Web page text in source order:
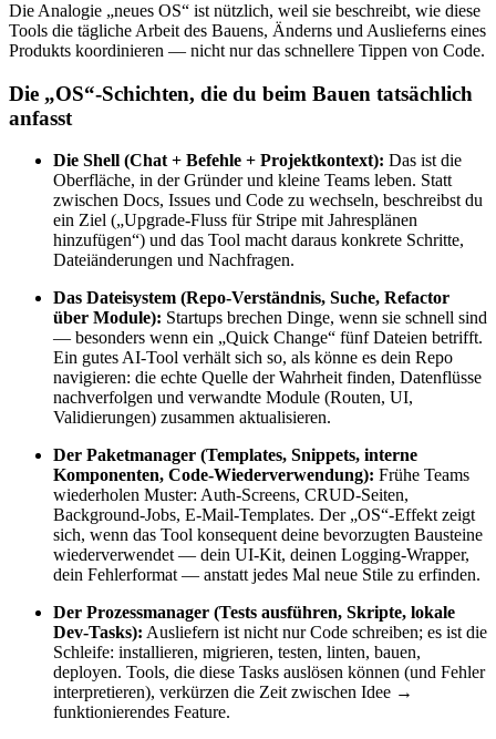
Die Analogie „neues OS“ ist nützlich, weil sie beschreibt, wie diese
Tools die tägliche Arbeit des Bauens, Änderns und Auslieferns eines
Produkts koordinieren — nicht nur das schnellere Tippen von Code.
Die „OS“-Schichten, die du beim Bauen tatsächlich
anfasst
Die Shell (Chat + Befehle + Projektkontext): Das ist die
Oberfläche, in der Gründer und kleine Teams leben. Statt
zwischen Docs, Issues und Code zu wechseln, beschreibst du
ein Ziel („Upgrade-Fluss für Stripe mit Jahresplänen
hinzufügen“) und das Tool macht daraus konkrete Schritte,
Dateiänderungen und Nachfragen.
Das Dateisystem (Repo-Verständnis, Suche, Refactor
über Module): Startups brechen Dinge, wenn sie schnell sind
— besonders wenn ein „Quick Change“ fünf Dateien betrifft.
Ein gutes AI-Tool verhält sich so, als könne es dein Repo
navigieren: die echte Quelle der Wahrheit finden, Datenflüsse
nachverfolgen und verwandte Module (Routen, UI,
Validierungen) zusammen aktualisieren.
Der Paketmanager (Templates, Snippets, interne
Komponenten, Code-Wiederverwendung): Frühe Teams
wiederholen Muster: Auth-Screens, CRUD-Seiten,
Background-Jobs, E-Mail-Templates. Der „OS“-Effekt zeigt
sich, wenn das Tool konsequent deine bevorzugten Bausteine
wiederverwendet — dein UI-Kit, deinen Logging-Wrapper,
dein Fehlerformat — anstatt jedes Mal neue Stile zu erfinden.
Der Prozessmanager (Tests ausführen, Skripte, lokale
Dev-Tasks): Ausliefern ist nicht nur Code schreiben; es ist die
Schleife: installieren, migrieren, testen, linten, bauen,
deployen. Tools, die diese Tasks auslösen können (und Fehler
interpretieren), verkürzen die Zeit zwischen Idee →
funktionierendes Feature.